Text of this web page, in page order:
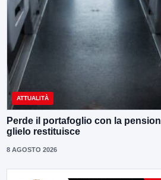
ATTUALITÀ
Perde il portafoglio con la
glielo restituisce
8 AGOSTO 2026